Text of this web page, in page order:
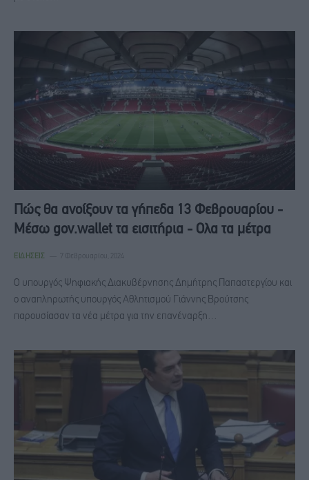
Πώς θα ανοίξουν τα γήπεδα 13 Φεβρουαρίου -
Mέσω gov.wallet τα εισιτήρια - Ολα τα μέτρα
ΕΙΔΉΣΕΙΣ 7 Φεβρουαρίου, 2024
Ο υπουργός Ψηφιακής Διακυβέρνησης Δημήτρης Παπαστεργίου και
ο αναπληρωτής υπουργός Αθλητισμού Γιάννης Βρούτσης
παρουσίασαν τα νέα μέτρα για την επανέναρξη…